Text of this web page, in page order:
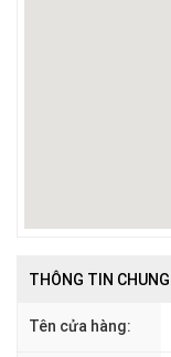
THÔNG TIN CHUNG
Tên cửa hàng: